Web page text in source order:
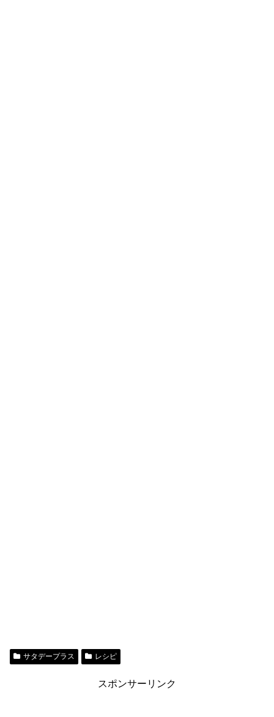
サタデープラス レシピ
スポンサーリンク